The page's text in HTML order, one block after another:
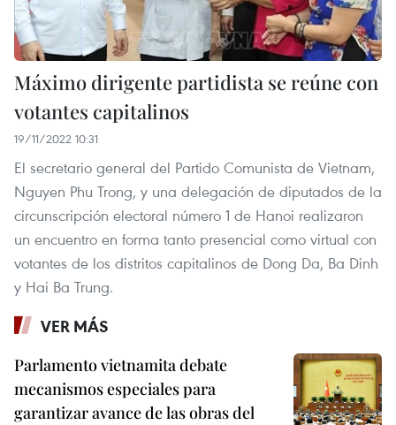
Máximo dirigente partidista se reúne con
votantes capitalinos
19/11/2022 10:31
El secretario general del Partido Comunista de Vietnam,
Nguyen Phu Trong, y una delegación de diputados de la
circunscripción electoral número 1 de Hanoi realizaron
un encuentro en forma tanto presencial como virtual con
votantes de los distritos capitalinos de Dong Da, Ba Dinh
y Hai Ba Trung.
VER MÁS
Parlamento vietnamita debate
mecanismos especiales para
garantizar avance de las obras del